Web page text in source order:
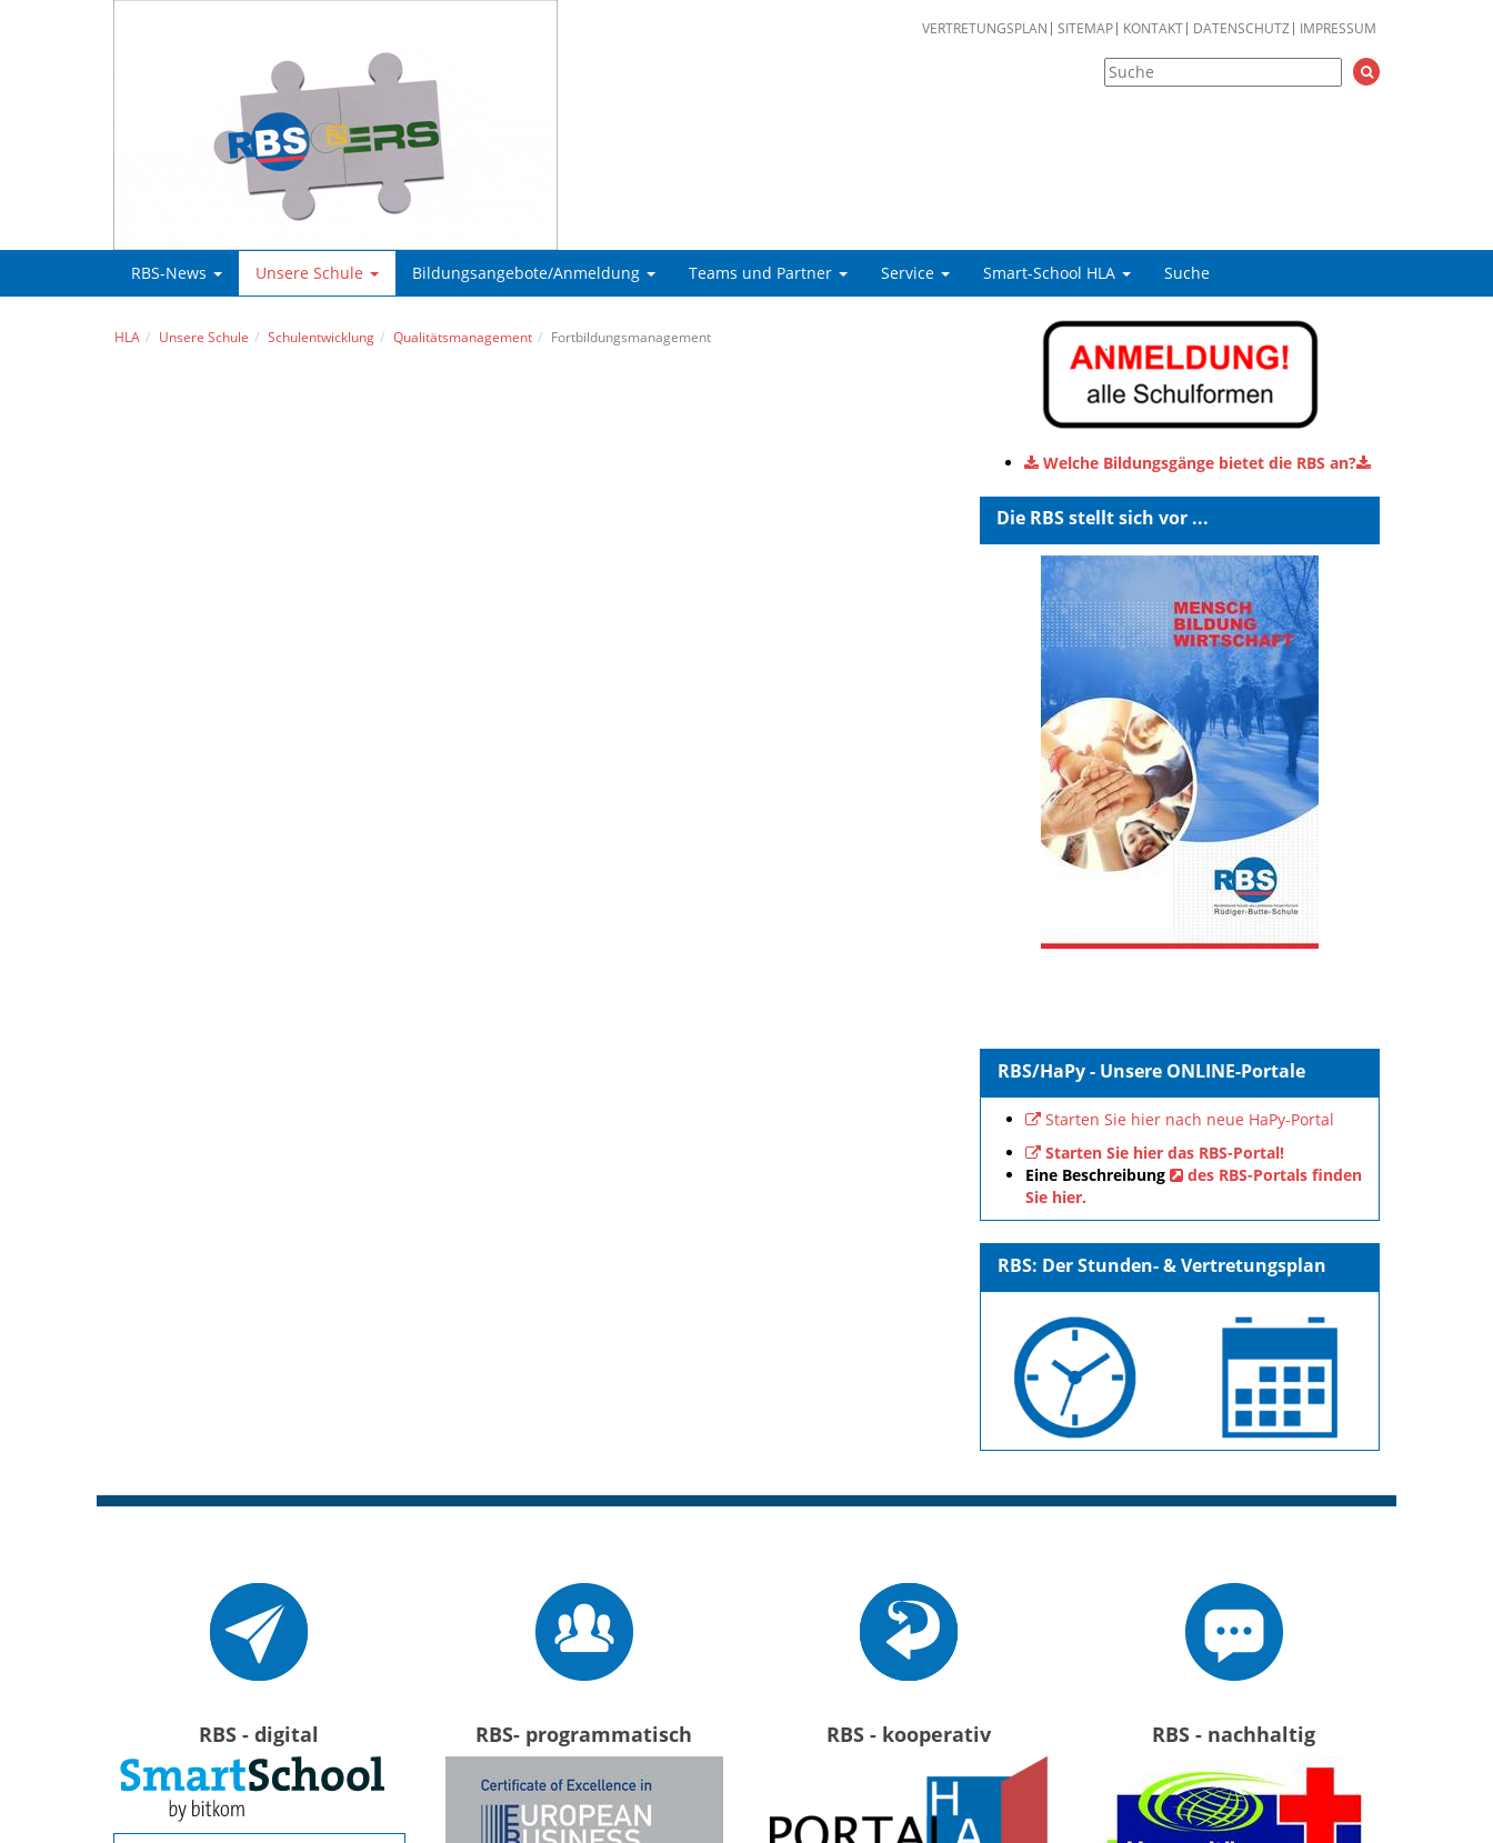
VERTRETUNGSPLAN SITEMAP KONTAKT DATENSCHUTZ IMPRESSUM
RBS-News Unsere Schule Bildungsangebote/Anmeldung Teams und Partner Service Smart-School HLA Suche
Welche Bildungsgänge bietet die RBS an?
Die RBS stellt sich vor ...
RBS/HaPy - Unsere ONLINE-Portale
Starten Sie hier nach neue HaPy-Portal
Starten Sie hier das RBS-Portal!
Eine Beschreibung
des RBS-Portals finden
Sie hier.
RBS: Der Stunden- & Vertretungsplan
HLA Unsere Schule Schulentwicklung Qualitätsmanagement Fortbildungsmanagement
RBS - digital RBS- programmatisch RBS - kooperativ RBS - nachhaltig